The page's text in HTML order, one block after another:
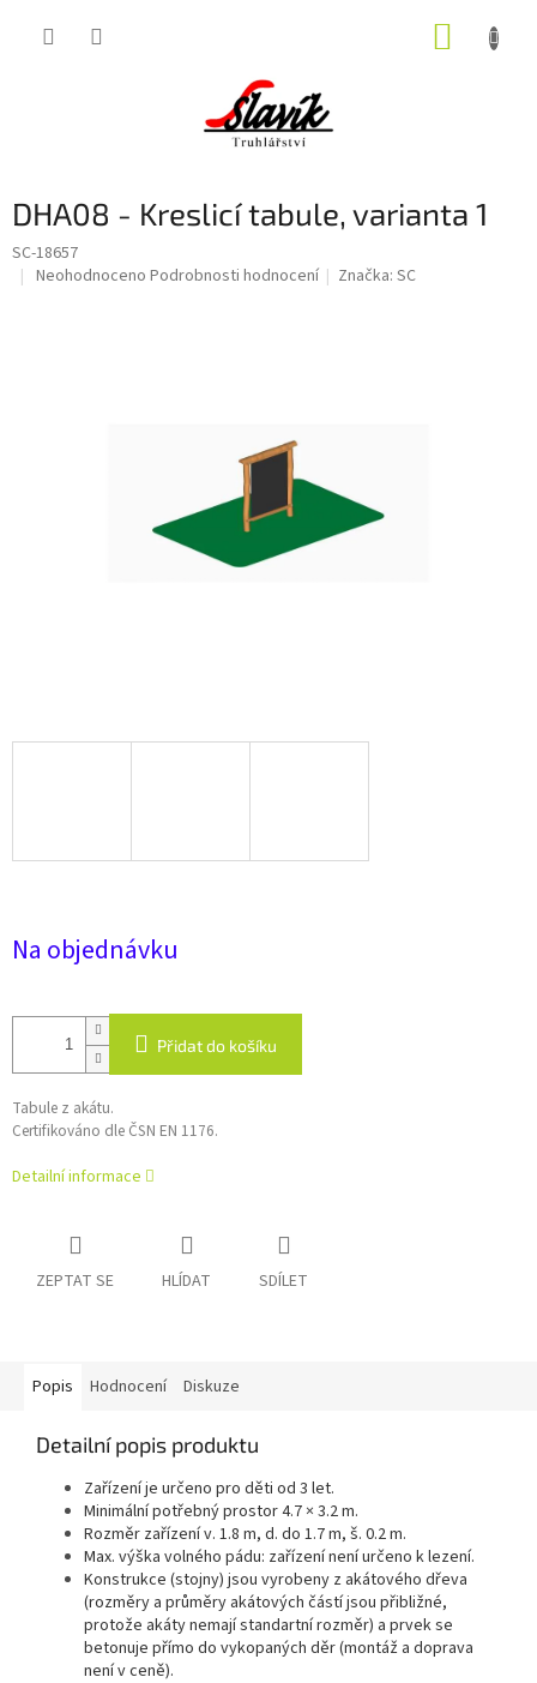
DHA08 - Kreslicí tabule, varianta 1
SC-18657
Průměrné
Neohodnoceno Podrobnosti hodnocení Značka:SC
Na objednávku
Přidat do košíku
Tabule z akátu.
Certifikováno dle ČSN EN 1176.
Detailní informace
ZEPTAT SE HLÍDAT SDÍLET
Popis Hodnocení Diskuze
Detailní popis produktu
Zařízení je určeno pro děti od 3 let.
Minimální potřebný prostor 4.7 × 3.2 m.
Rozměr zařízení v. 1.8 m, d. do 1.7 m, š. 0.2 m.
Max. výška volného pádu: zařízení není určeno k lezení.
Konstrukce (stojny) jsou vyrobeny z akátového dřeva
(rozměry a průměry akátových částí jsou přibližné,
protože akáty nemají standartní rozměr) a prvek se
betonuje přímo do vykopaných děr (montáž a doprava
není v ceně).